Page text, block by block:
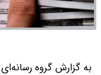
به گزارش گروه رسانه‌ای